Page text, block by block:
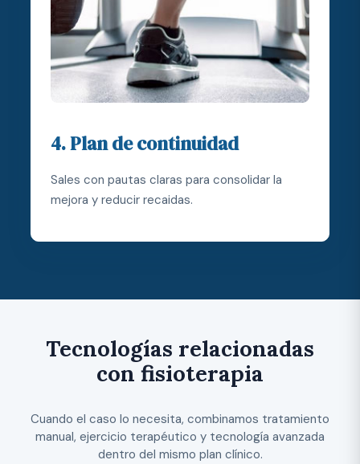
4. Plan de continuidad
Sales con pautas claras para consolidar la
mejora y reducir recaidas.
Tecnologías relacionadas
con fisioterapia
Cuando el caso lo necesita, combinamos tratamiento
manual, ejercicio terapéutico y tecnología avanzada
dentro del mismo plan clínico.